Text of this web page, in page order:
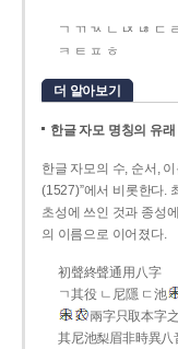
ㄱ ㄲ ㄳ ㄴ ㄵ ㄶ ㄷ
ㅋ ㅌ ㅍ ㅎ
더 알아보기
한글 자모 명칭의 유래
한글 자모의 수, 순서,
(1527)”에서 비롯한다.
초성에 쓰인 것과 종성
의 이름으로 이어졌다.
初聲終聲通用八字
ㄱ其役 ㄴ尼隱 ㄷ池
兩字只取本字
其尼池梨眉非時異八